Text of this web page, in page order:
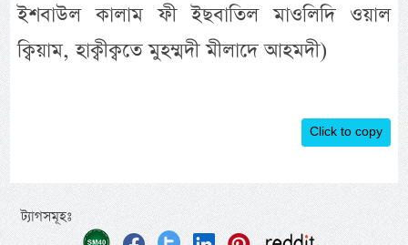
ইশবাউল কালাম ফী ইছবাতিল মাওলিদি ওয়াল
ক্বিয়াম, হাক্বীক্বতে মুহম্মদী মীলাদে আহমদী)
Click to copy
ট্যাগসমূহঃ